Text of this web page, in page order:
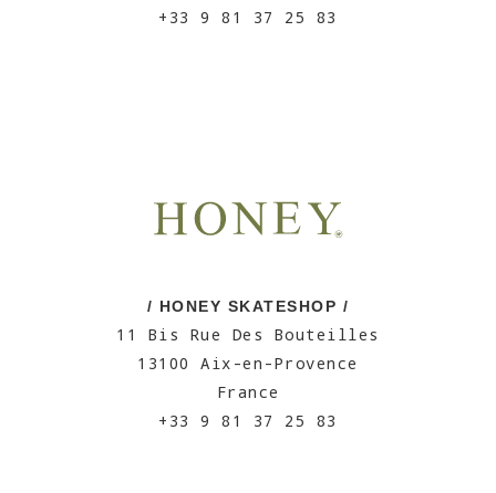
+33 9 81 37 25 83
/ HONEY SKATESHOP /
11 Bis Rue Des Bouteilles
13100 Aix-en-Provence
France
+33 9 81 37 25 83